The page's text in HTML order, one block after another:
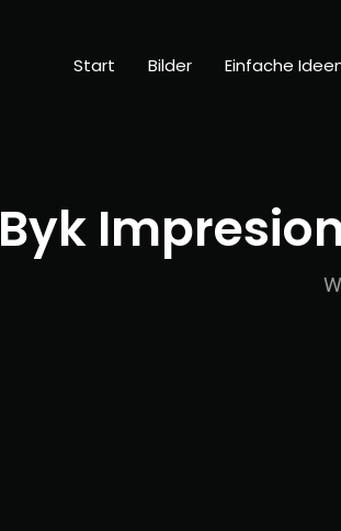
Start Bilder Einfache
Byk